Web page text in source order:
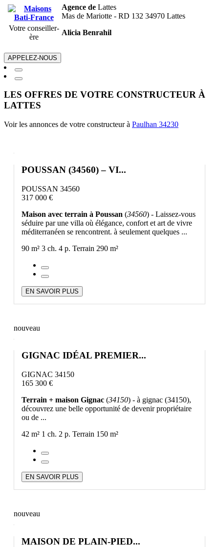
Agence de Lattes
Mas de Mariotte - RD 132 34970 Lattes
Votre conseiller-
ère
Alicia Benrahil
APPELEZ-NOUS
LES OFFRES DE VOTRE CONSTRUCTEUR À
LATTES
Voir les annonces de votre constructeur à Paulhan 34230
POUSSAN (34560) – VI...
POUSSAN 34560
317 000 €
Maison avec terrain à Poussan (34560) - Laissez-vous
séduire par une villa où élégance, confort et art de vivre
méditerranéen se rencontrent. à seulement quelques ...
90 m² 3 ch. 4 p. Terrain 290 m²
EN SAVOIR PLUS
nouveau
GIGNAC IDÉAL PREMIER...
GIGNAC 34150
165 300 €
Terrain + maison Gignac (34150) - à gignac (34150),
découvrez une belle opportunité de devenir propriétaire
ou de ...
42 m² 1 ch. 2 p. Terrain 150 m²
EN SAVOIR PLUS
nouveau
MAISON DE PLAIN-PIED...